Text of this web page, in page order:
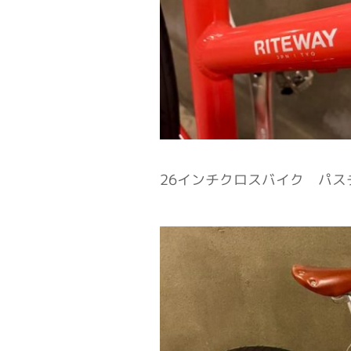
26インチクロスバイク パス